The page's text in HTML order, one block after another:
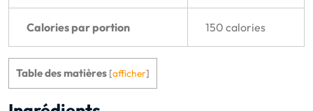
Calories par portion 150 calories
Table des matières [afficher]